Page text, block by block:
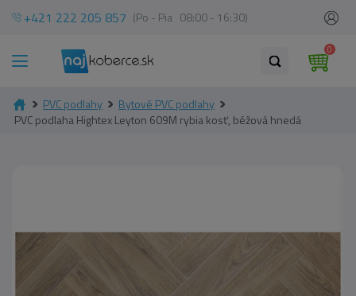
+421 222 205 857 (Po - Pia 08:00 - 16:30)
0
PVC podlahy
Bytové PVC podlahy
PVC podlaha Hightex Leyton 609M rybia kosť, béžová hnedá